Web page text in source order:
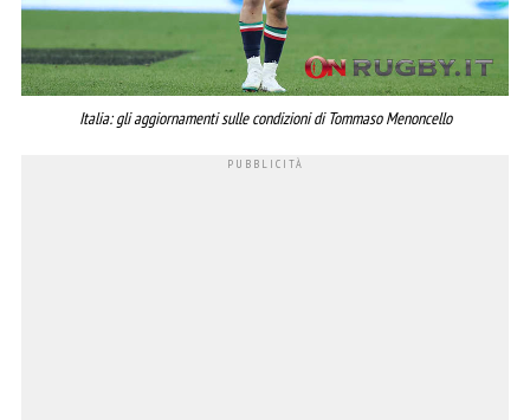
Italia: gli aggiornamenti sulle condizioni di Tommaso Menoncello